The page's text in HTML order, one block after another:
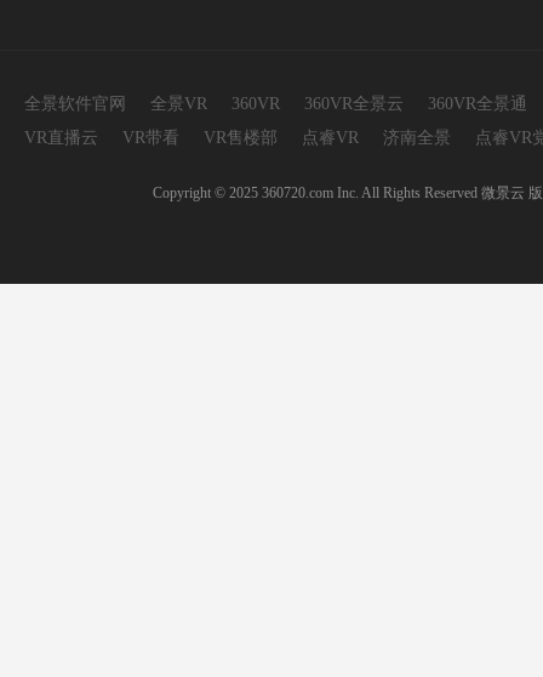
全景软件官网 全景VR 360VR 360VR全景云
360VR全景通
VR直播云
VR带看 VR售楼部 点睿VR 济南全景 点睿VR
Copyright © 2025 360720.com Inc. All Rights Reserved 微景